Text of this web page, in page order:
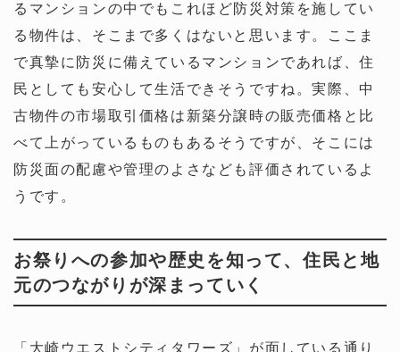
るマンションの中でもこれほど防災対策を施してい
る物件は、そこまで多くはないと思います。ここま
で真摯に防災に備えているマンションであれば、住
民としても安心して生活できそうですね。実際、中
古物件の市場取引価格は新築分譲時の販売価格と比
べて上がっているものもあるそうですが、そこには
防災面の配慮や管理のよさなども評価されているよ
うです。
お祭りへの参加や歴史を知って、住民と地
元のつながりが深まっていく
「大崎ウエストシティタワーズ」が面している通り